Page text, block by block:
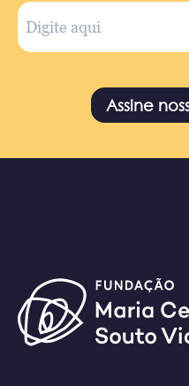
Assine